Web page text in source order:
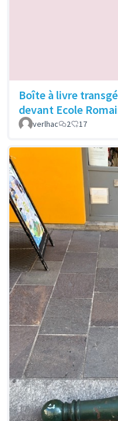
Boîte à livre
devant Ecole
verlhac 2 17